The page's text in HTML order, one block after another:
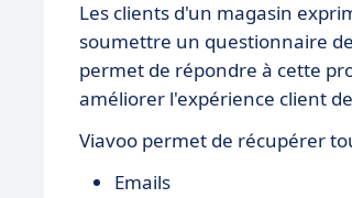
Les clients d'un magasin
soumettre un questionnaire
permet de répondre à cette
améliorer l'expérience client
Viavoo permet de récupérer
Emails